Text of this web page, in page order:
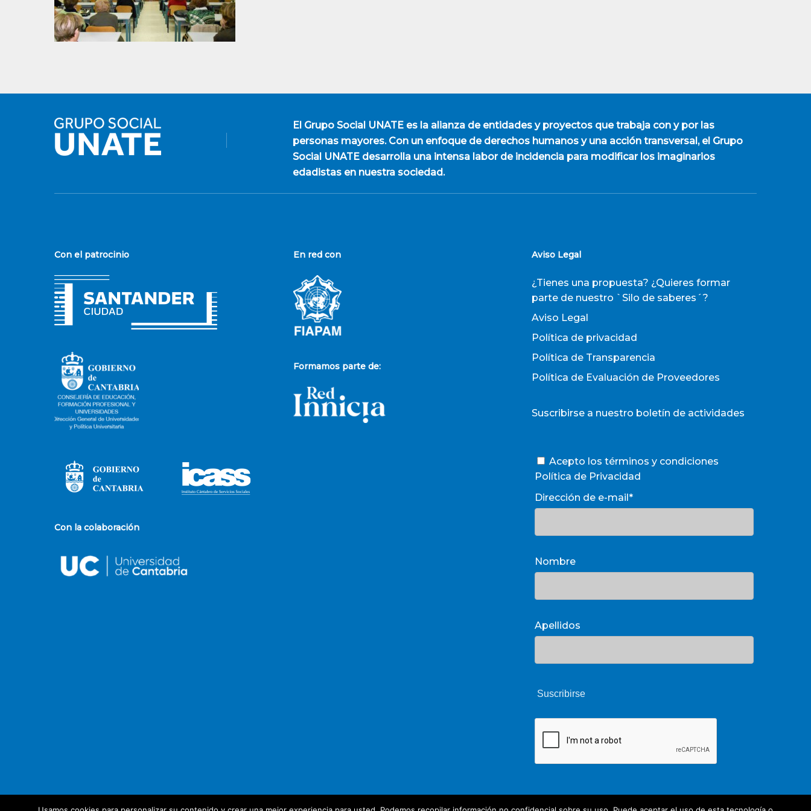
El Grupo Social UNATEes la alianza de entidades y proyectos que trabaja con y por las
personas mayores. Con un enfoque de derechos humanos y una acción transversal, el Grupo
Social UNATE desarrolla una intensa labor de incidencia para modificar los imaginarios
edadistas en nuestra sociedad.
Con el patrocinio
Con la colaboración
En red con
Formamos parte de:
Aviso Legal
¿Tienes una propuesta? ¿Quieres formar
parte de nuestro `Silo de saberes´?
Aviso Legal
Política de privacidad
Política de Transparencia
Política de Evaluación de Proveedores
Suscribirse a nuestro boletín de actividades
Acepto los términos y condiciones
Política de Privacidad
Dirección de e-mail*
Nombre
Apellidos